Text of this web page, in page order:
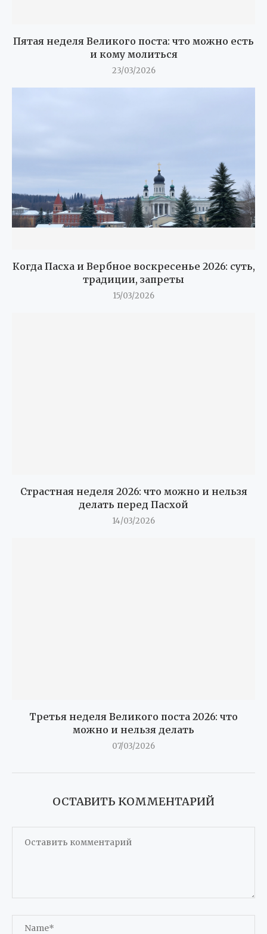
Пятая неделя Великого поста: что можно есть
и кому молиться
23/03/2026
Когда Пасха и Вербное воскресенье 2026: суть,
традиции, запреты
15/03/2026
Страстная неделя 2026: что можно и нельзя
делать перед Пасхой
14/03/2026
Третья неделя Великого поста 2026: что
можно и нельзя делать
07/03/2026
ОСТАВИТЬ КОММЕНТАРИЙ